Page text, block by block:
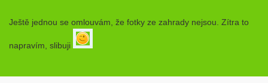
Ještě jednou se omlouvám, že fotky ze zahrady nejsou. Zítra to
napravím, slibuji